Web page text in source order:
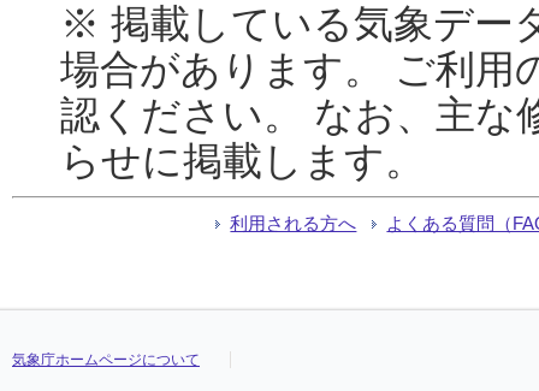
※ 掲載している気象デー
場合があります。 ご利用
認ください。 なお、主な
らせに掲載します。
利用される方へ よくある質問（
気象庁ホームページについて